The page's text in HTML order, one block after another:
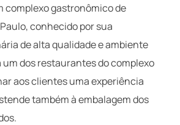
complexo gastronômico de
conhecido por sua
de alta qualidade e ambiente
dos restaurantes do complexo
aos clientes uma experiência
também à embalagem dos